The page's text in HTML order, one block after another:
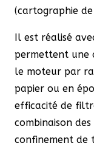
(cartographie
Il est réalisé
permettent une
le moteur par
papier ou en
efficacité de
combinaison
confinement de